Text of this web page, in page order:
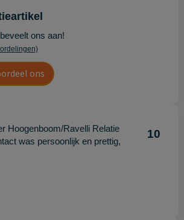
ons aan!
ons
Hoogenboom/Ravelli Relatie
was persoonlijk en prettig,
10